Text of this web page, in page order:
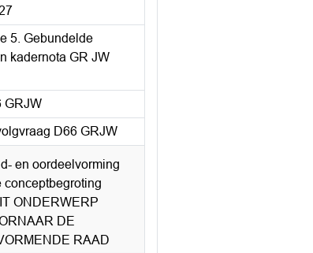
5. Gebundelde
kadernota GR JW
GRJW
D66 GRJW
en oordeelvorming
conceptbegroting
ONDERWERP
DE
RAAD